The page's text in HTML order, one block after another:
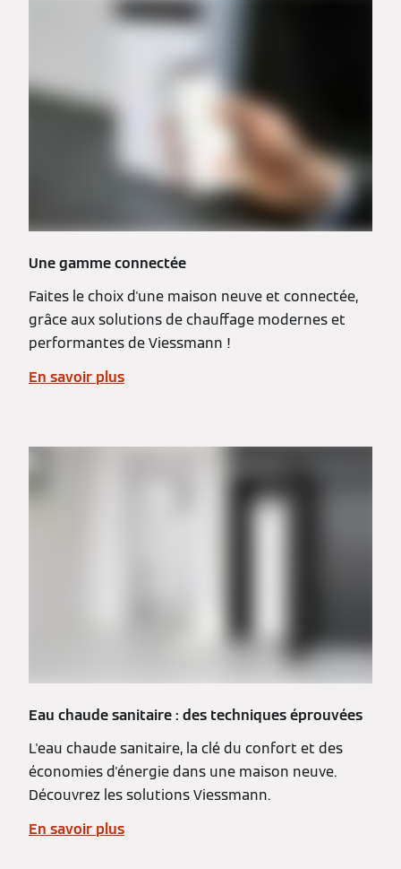
Une gamme connectée
Faites le choix d'une maison neuve et connectée,
grâce aux solutions de chauffage modernes et
performantes de Viessmann !
En savoir plus
Eau chaude sanitaire : des techniques éprouvées
L'eau chaude sanitaire, la clé du confort et des
économies d'énergie dans une maison neuve.
Découvrez les solutions Viessmann.
En savoir plus